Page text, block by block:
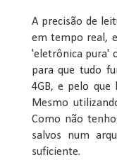
A precisão de
em tempo real,
'eletrônica pura'
para que tudo
4GB, e pelo
Mesmo
Como não
salvos num
suficiente.